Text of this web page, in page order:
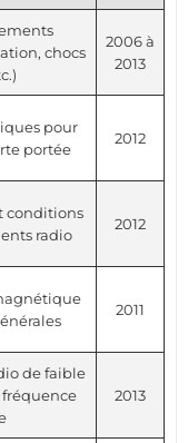
chocs
2006 à
2013
pour
portée
2012
conditions
radio
2012
2011
de faible
fréquence
2013